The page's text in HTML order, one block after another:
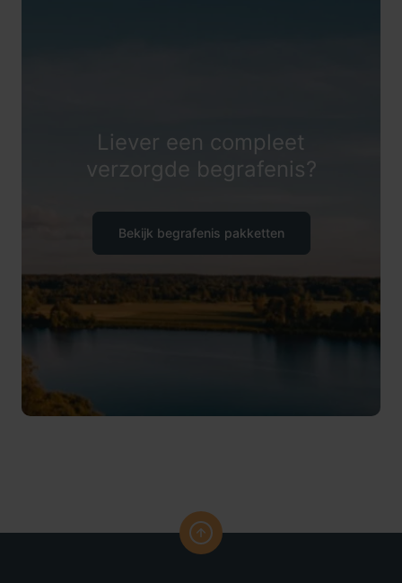
Liever een compleet
verzorgde begrafenis?
Bekijk begrafenis pakketten